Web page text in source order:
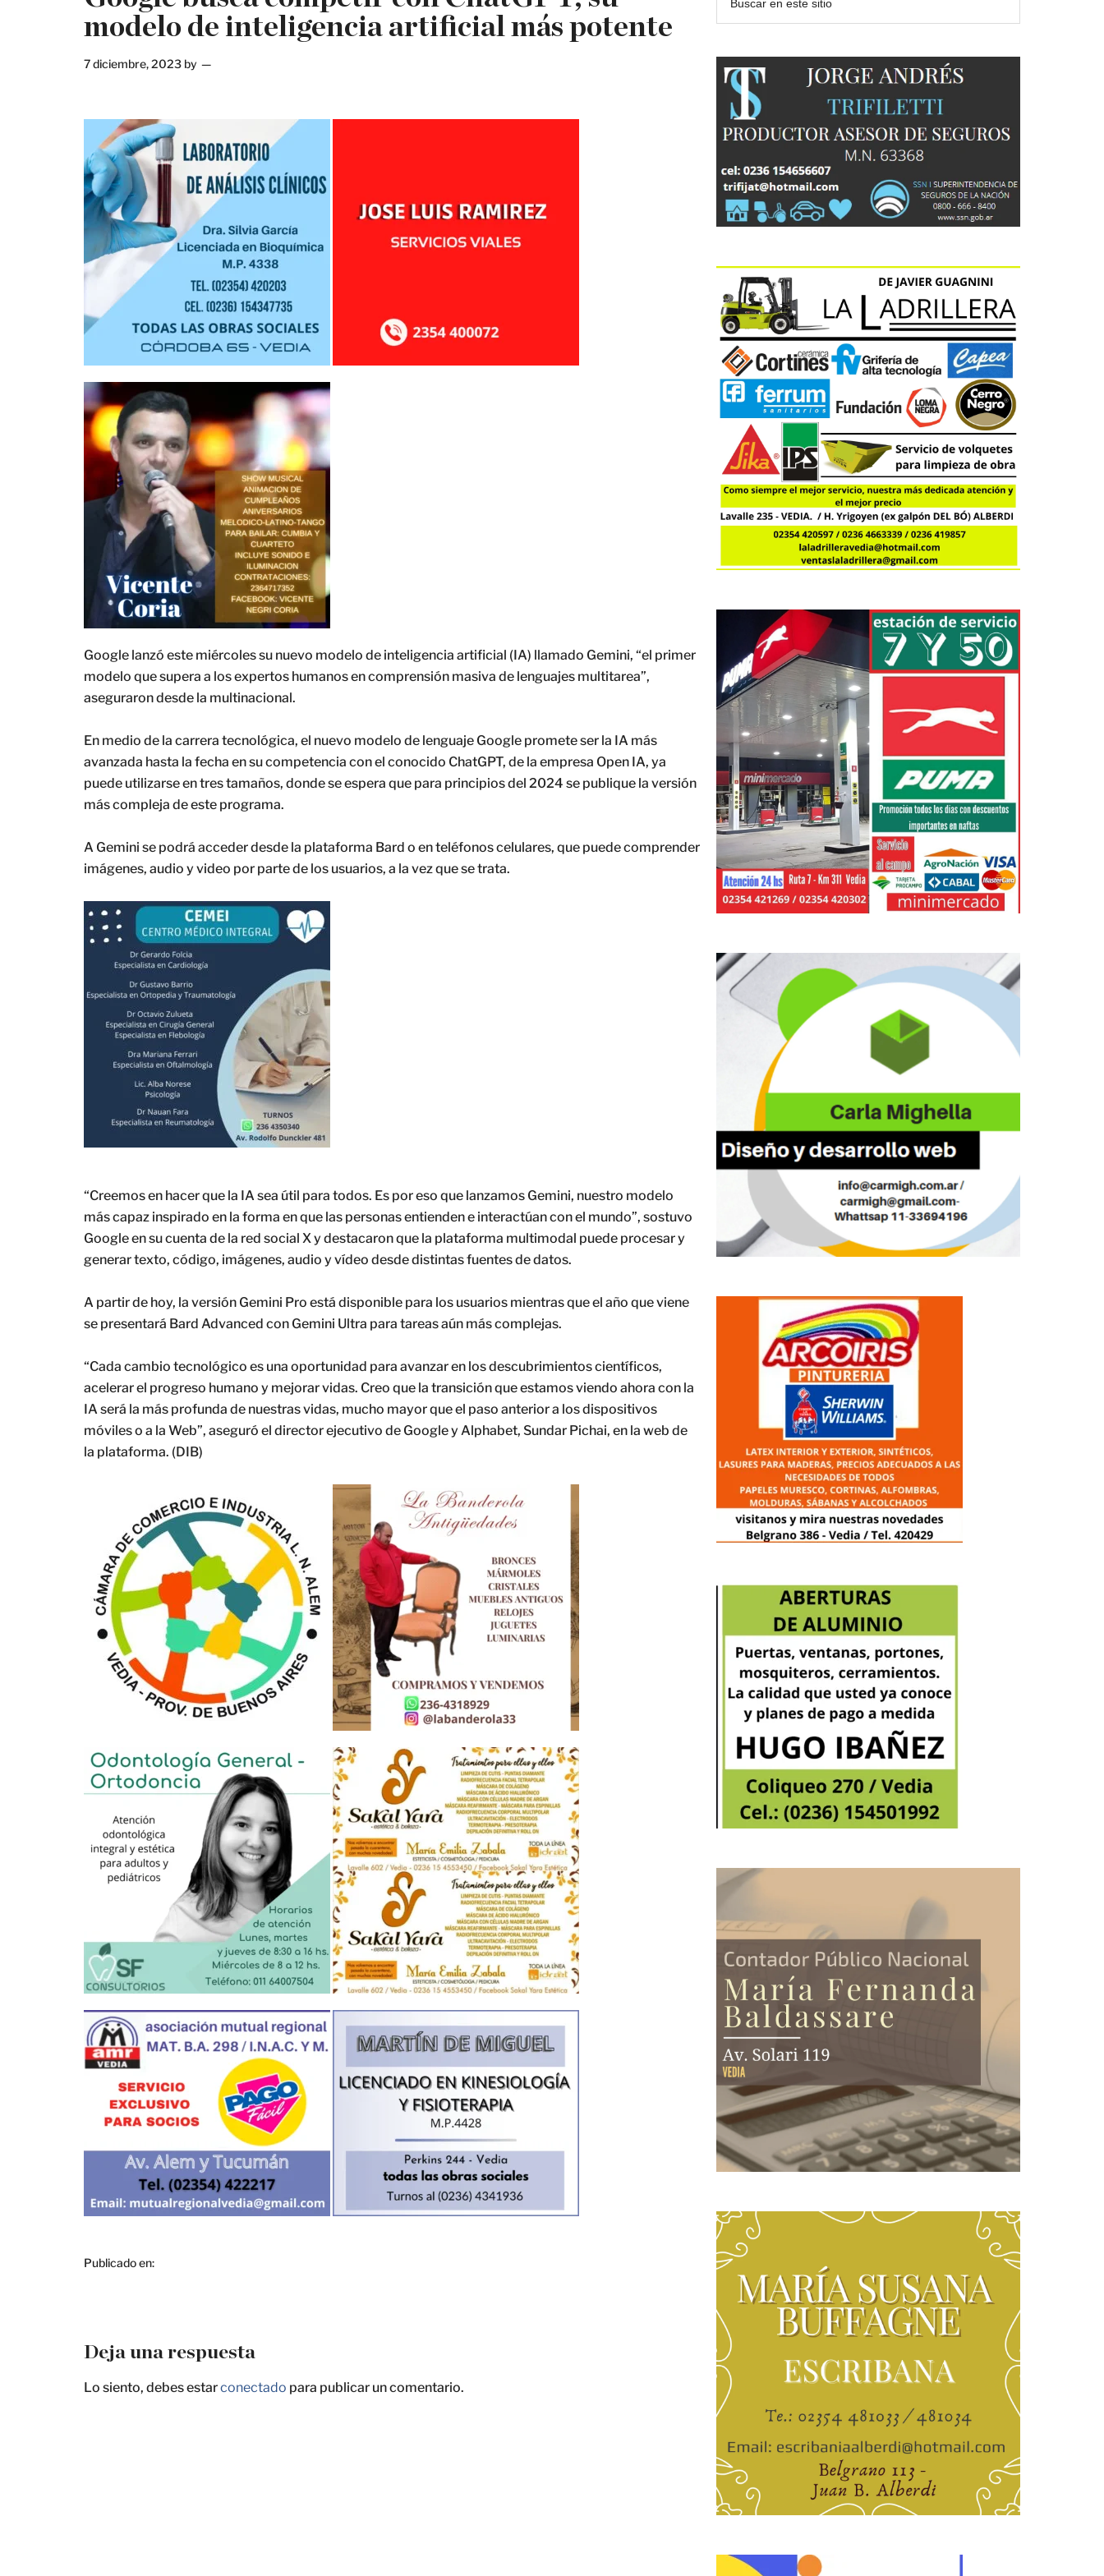
modelo de inteligencia artificial más potente
7 diciembre, 2023 by
Google lanzó este miércoles su nuevo modelo de inteligencia artificial (IA) llamado Gemini, “el primer
modelo que supera a los expertos humanos en comprensión masiva de lenguajes multitarea”,
aseguraron desde la multinacional.
En medio de la carrera tecnológica, el nuevo modelo de lenguaje Google promete ser la IA más
avanzada hasta la fecha en su competencia con el conocido ChatGPT, de la empresa Open IA, ya
puede utilizarse en tres tamaños, donde se espera que para principios del 2024 se publique la versión
más compleja de este programa.
A Gemini se podrá acceder desde la plataforma Bard o en teléfonos celulares, que puede comprender
imágenes, audio y video por parte de los usuarios, a la vez que se trata.
“Creemos en hacer que la IA sea útil para todos. Es por eso que lanzamos Gemini, nuestro modelo
más capaz inspirado en la forma en que las personas entienden e interactúan con el mundo”, sostuvo
Google en su cuenta de la red social X y destacaron que la plataforma multimodal puede procesar y
generar texto, código, imágenes, audio y vídeo desde distintas fuentes de datos.
A partir de hoy, la versión Gemini Pro está disponible para los usuarios mientras que el año que viene
se presentará Bard Advanced con Gemini Ultra para tareas aún más complejas.
“Cada cambio tecnológico es una oportunidad para avanzar en los descubrimientos científicos,
acelerar el progreso humano y mejorar vidas. Creo que la transición que estamos viendo ahora con la
IA será la más profunda de nuestras vidas, mucho mayor que el paso anterior a los dispositivos
móviles o a la Web”, aseguró el director ejecutivo de Google y Alphabet, Sundar Pichai, en la web de
la plataforma. (DIB)
Publicado en:
Deja una respuesta
Lo siento, debes estarconectado para publicar un comentario.